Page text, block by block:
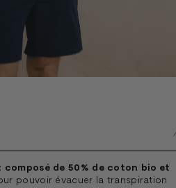
de 50% de coton bio et
pouvoir évacuer la transpiration